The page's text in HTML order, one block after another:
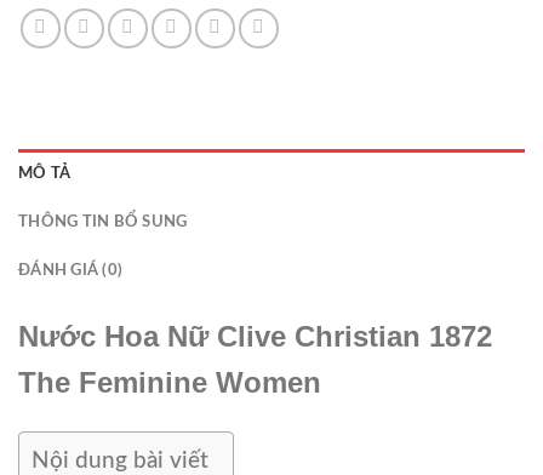
MÔ TẢ
THÔNG TIN BỔ SUNG
ĐÁNH GIÁ (0)
Nước Hoa Nữ Clive Christian 1872
The Feminine Women
Nội dung bài viết